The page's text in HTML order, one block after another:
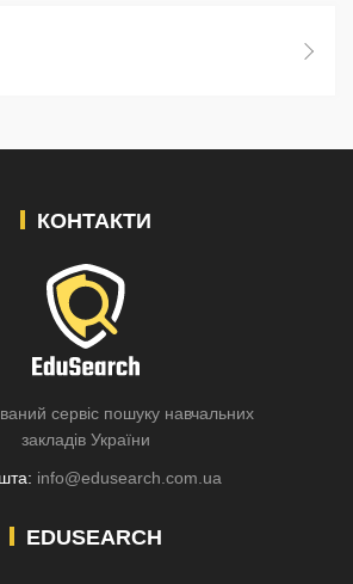
КОНТАКТИ
сервіс пошуку навчальних
закладів України
info@edusearch.com.ua
EDUSEARCH